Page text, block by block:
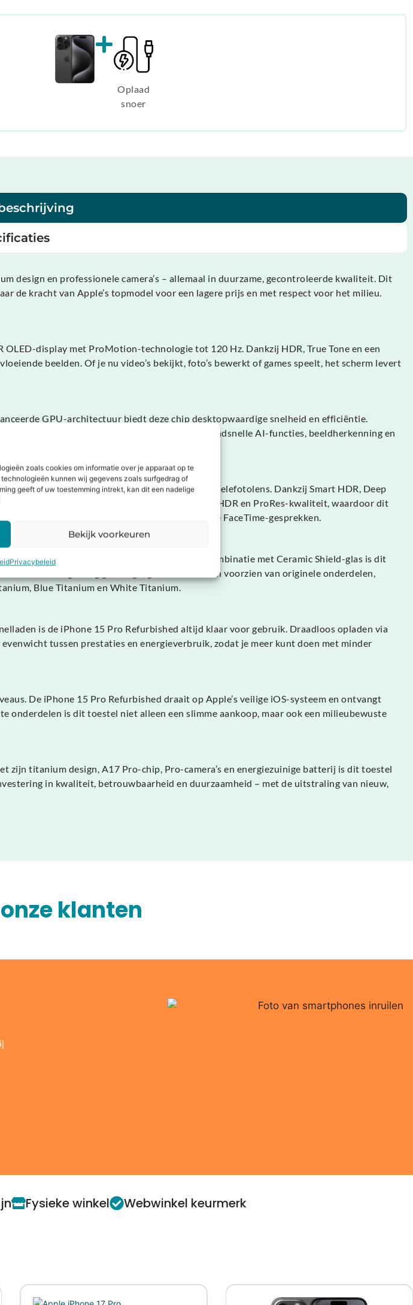
zoals cookies om informatie over je apparaat op te
kunnen wij gegevens zoals surfgedrag of
geeft of uw toestemming intrekt, kan dit een nadelige
Bekijk voorkeuren
Privacybeleid
Oplaad
snoer
design en professionele camera’s – allemaal in duurzame, gecontroleerde kwaliteit. Dit
de kracht van Apple’s topmodel voor een lagere prijs en met respect voor het milieu.
display met ProMotion-technologie tot 120 Hz. Dankzij HDR, True Tone en een
beelden. Of je nu video’s bekijkt, foto’s bewerkt of games speelt, het scherm levert
GPU-architectuur biedt deze chip desktopwaardige snelheid en efficiëntie.
De Neural Engine zorgt daarnaast voor razendsnelle AI-functies, beeldherkenning en
dag opnieuw.
met groothoek-, ultragroothoek- en telefotolens. Dankzij Smart HDR, Deep
Ook video’s schitteren in 4K HDR en ProRes-kwaliteit, waardoor dit
de voorkant levert perfecte selfies en vloeiende FaceTime-gesprekken.
lichter en sterker is dan roestvrij staal. In combinatie met Ceramic Shield-glas is dit
model is zorgvuldig gereinigd, gecontroleerd en voorzien van originele onderdelen,
Blue Titanium en White Titanium.
is de iPhone 15 Pro Refurbished altijd klaar voor gebruik. Draadloos opladen via
tussen prestaties en energieverbruik, zodat je meer kunt doen met minder
De iPhone 15 Pro Refurbished draait op Apple’s veilige iOS-systeem en ontvangt
is dit toestel niet alleen een slimme aankoop, maar ook een milieubewuste
zijn titanium design, A17 Pro-chip, Pro-camera’s en energiezuinige batterij is dit toestel
in kwaliteit, betrouwbaarheid en duurzaamheid – met de uitstraling van nieuw,
klanten
Fysieke winkel Webwinkel keurmerk